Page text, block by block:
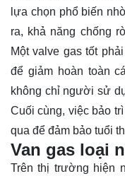
lựa chọn phổ biến
ra, khả năng chống
Một valve gas tốt
để giảm hoàn toàn
không chỉ người sử
Cuối cùng, việc bảo
qua để đảm bảo tuổi
Van gas loại
Trên thị trường hiện